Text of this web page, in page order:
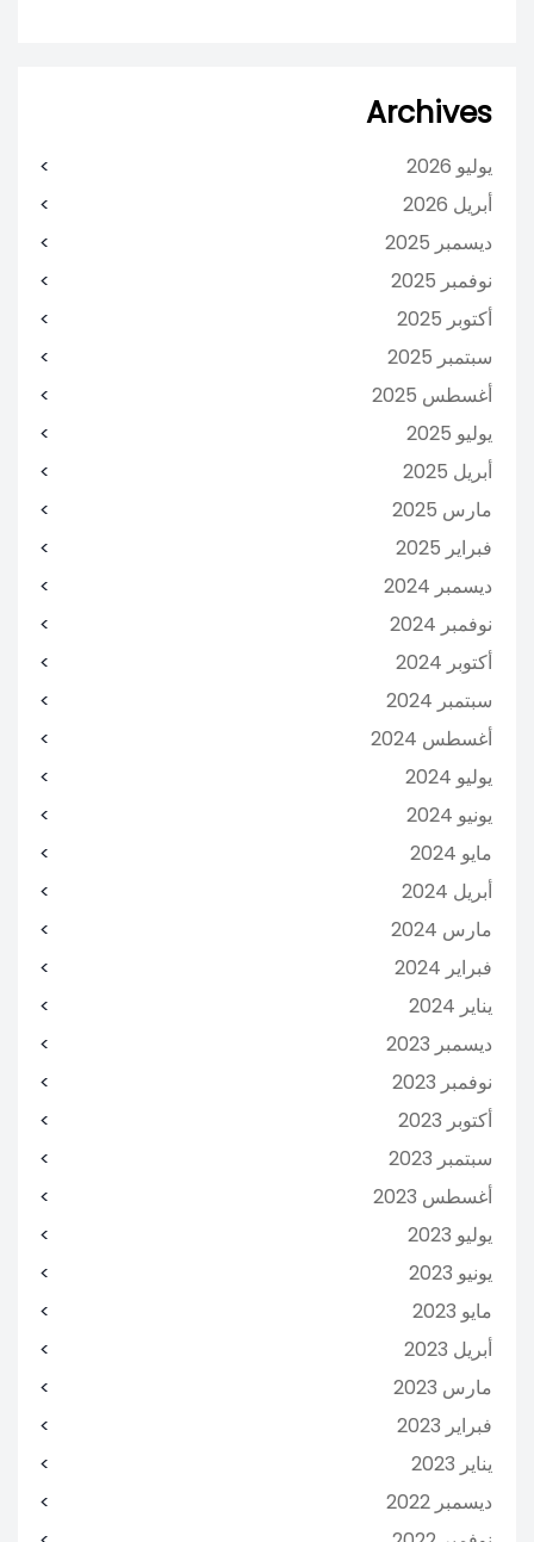
Archives
يوليو 2026
أبريل 2026
ديسمبر 2025
نوفمبر 2025
أكتوبر 2025
سبتمبر 2025
أغسطس 2025
يوليو 2025
أبريل 2025
مارس 2025
فبراير 2025
ديسمبر 2024
نوفمبر 2024
أكتوبر 2024
سبتمبر 2024
أغسطس 2024
يوليو 2024
يونيو 2024
مايو 2024
أبريل 2024
مارس 2024
فبراير 2024
يناير 2024
ديسمبر 2023
نوفمبر 2023
أكتوبر 2023
سبتمبر 2023
أغسطس 2023
يوليو 2023
يونيو 2023
مايو 2023
أبريل 2023
مارس 2023
فبراير 2023
يناير 2023
ديسمبر 2022